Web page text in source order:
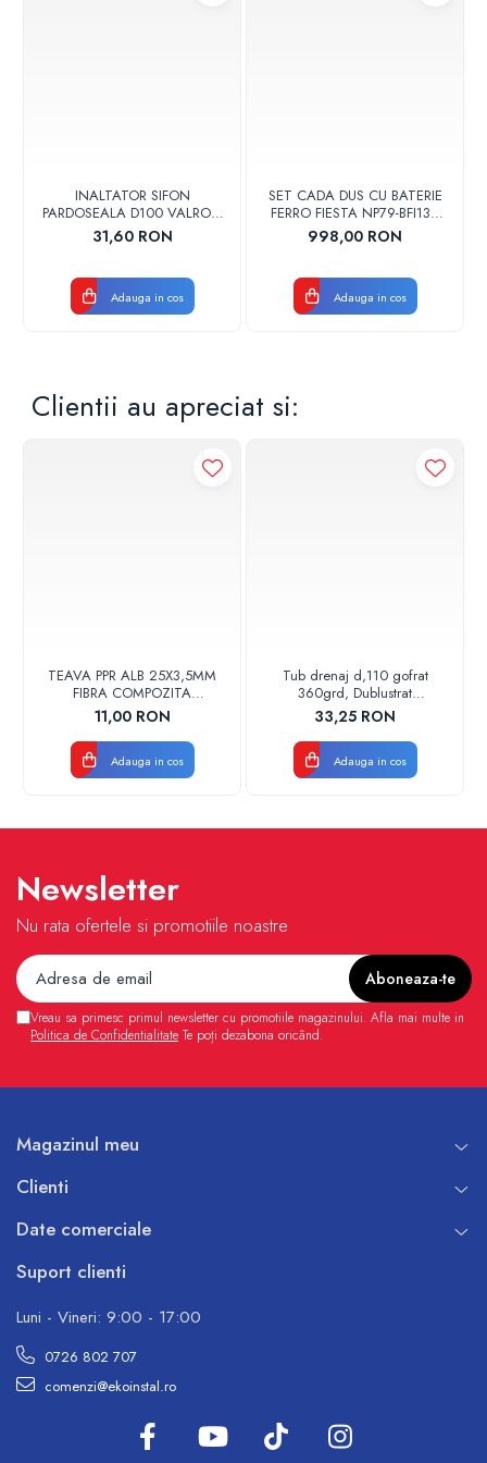
INALTATOR SIFON
PARDOSEALA D100 VALROM
17001900004
31,60 RON
Adauga in cos
SET CADA DUS CU BATERIE
FERRO FIESTA NP79-BFI13U
CROM
998,00 RON
Adauga in cos
Clientii au apreciat si:
TEAVA PPR ALB 25X3,5MM
FIBRA COMPOZITA
10033025004
VALDUOTHERM VALROM
11,00 RON
Adauga in cos
Tub drenaj d,110 gofrat
360grd, Dublustrat
verde/negru 110152 Drainkit
33,25 RON
Adauga in cos
Newsletter
Nu rata ofertele si promotiile noastre
Vreau sa primesc primul newsletter cu promotiile magazinului. Afla mai multe in
Politica de Confidentialitate Te poți dezabona oricând.
Magazinul meu
Clienti
Date comerciale
Suport clienti
Luni - Vineri: 9:00 - 17:00
0726 802 707
comenzi@ekoinstal.ro